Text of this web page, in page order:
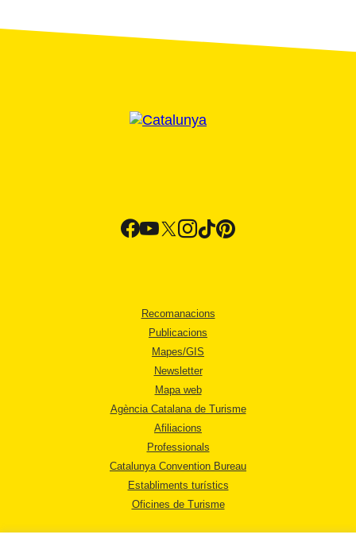
Recomanacions
Publicacions
Mapes/GIS
Newsletter
Mapa web
Agència Catalana de Turisme
Afiliacions
Professionals
Catalunya Convention Bureau
Establiments turístics
Oficines de Turisme